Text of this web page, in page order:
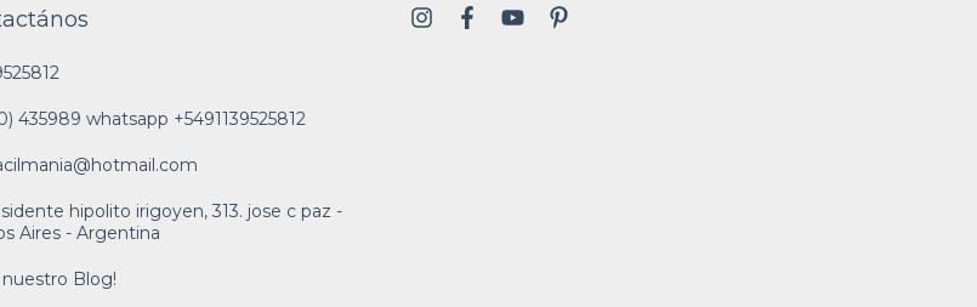
435989 whatsapp +5491139525812
hipolito irigoyen, 313. jose c paz -
Aires - Argentina
nuestro Blog!